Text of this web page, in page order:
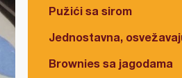
Pužići sa sirom
Jednostavna,
Brownies sa jagodama